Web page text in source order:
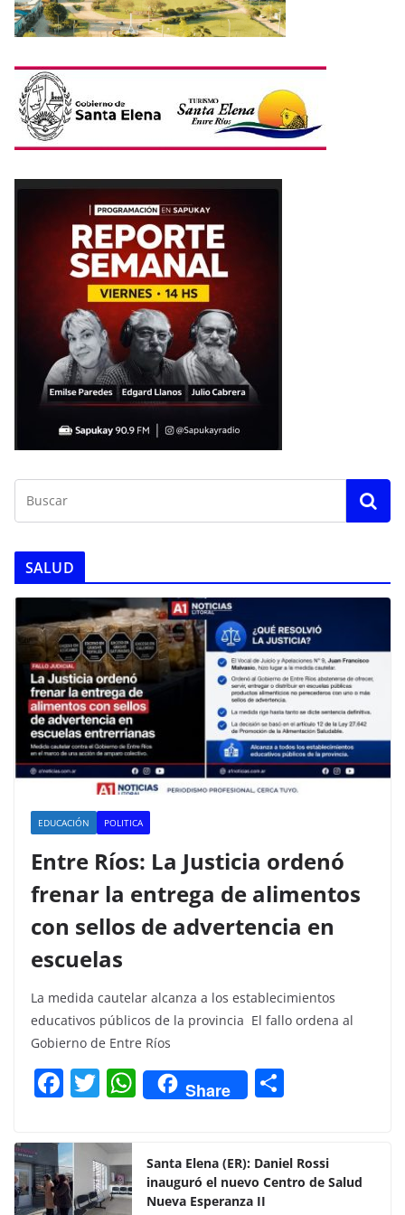
SALUD
EDUCACIÓN POLITICA
Entre Ríos: La Justicia ordenó
frenar la entrega de alimentos
con sellos de advertencia en
escuelas
La medida cautelar alcanza a los establecimientos
educativos públicos de la provincia El fallo ordena al
Gobierno de Entre Ríos
F
c
e
b
T
itt
er
W
h
s
A
Share
p
ar
Santa Elena (ER): Daniel Rossi
inauguró el nuevo Centro de Salud
Nueva Esperanza II